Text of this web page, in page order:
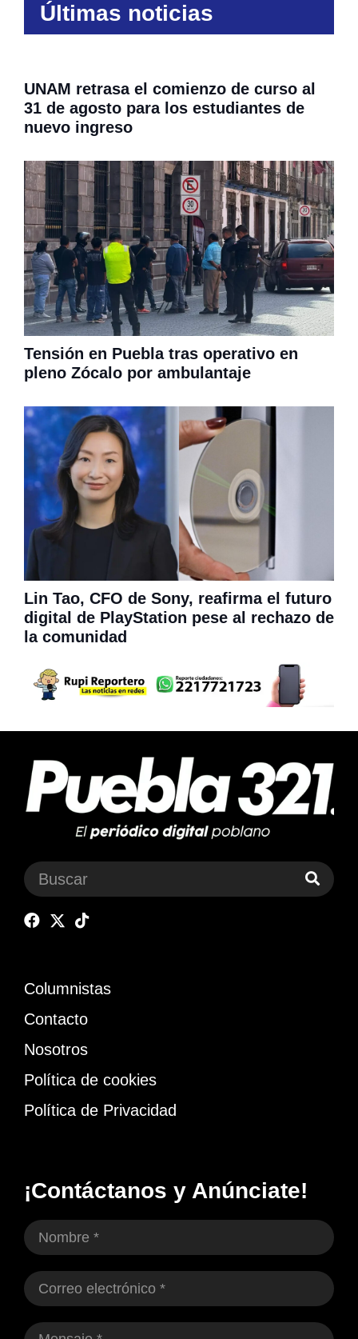
Últimas noticias
UNAM retrasa el comienzo de curso al
31 de agosto para los estudiantes de
nuevo ingreso
Tensión en Puebla tras operativo en
pleno Zócalo por ambulantaje
Lin Tao, CFO de Sony, reafirma el futuro
digital de PlayStation pese al rechazo de
la comunidad
Columnistas
Contacto
Nosotros
Política de cookies
Política de Privacidad
¡Contáctanos y Anúnciate!